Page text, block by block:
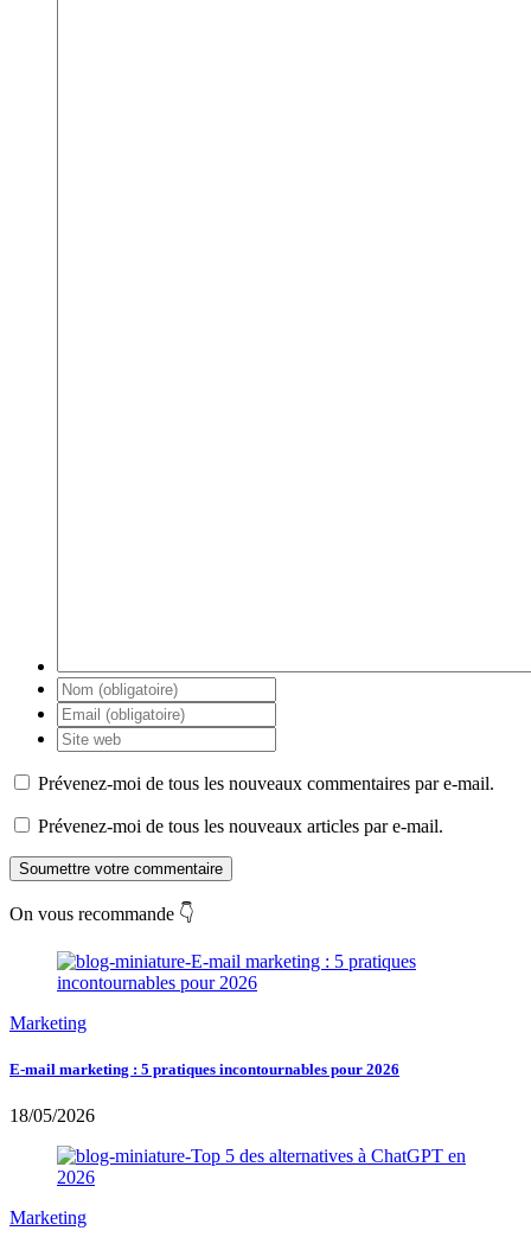
Prévenez-moi de tous les nouveaux commentaires par e-mail.
Prévenez-moi de tous les nouveaux articles par e-mail.
Soumettre votre commentaire
On vous recommande 👇
Marketing
E-mail marketing : 5 pratiques incontournables pour 2026
18/05/2026
Marketing